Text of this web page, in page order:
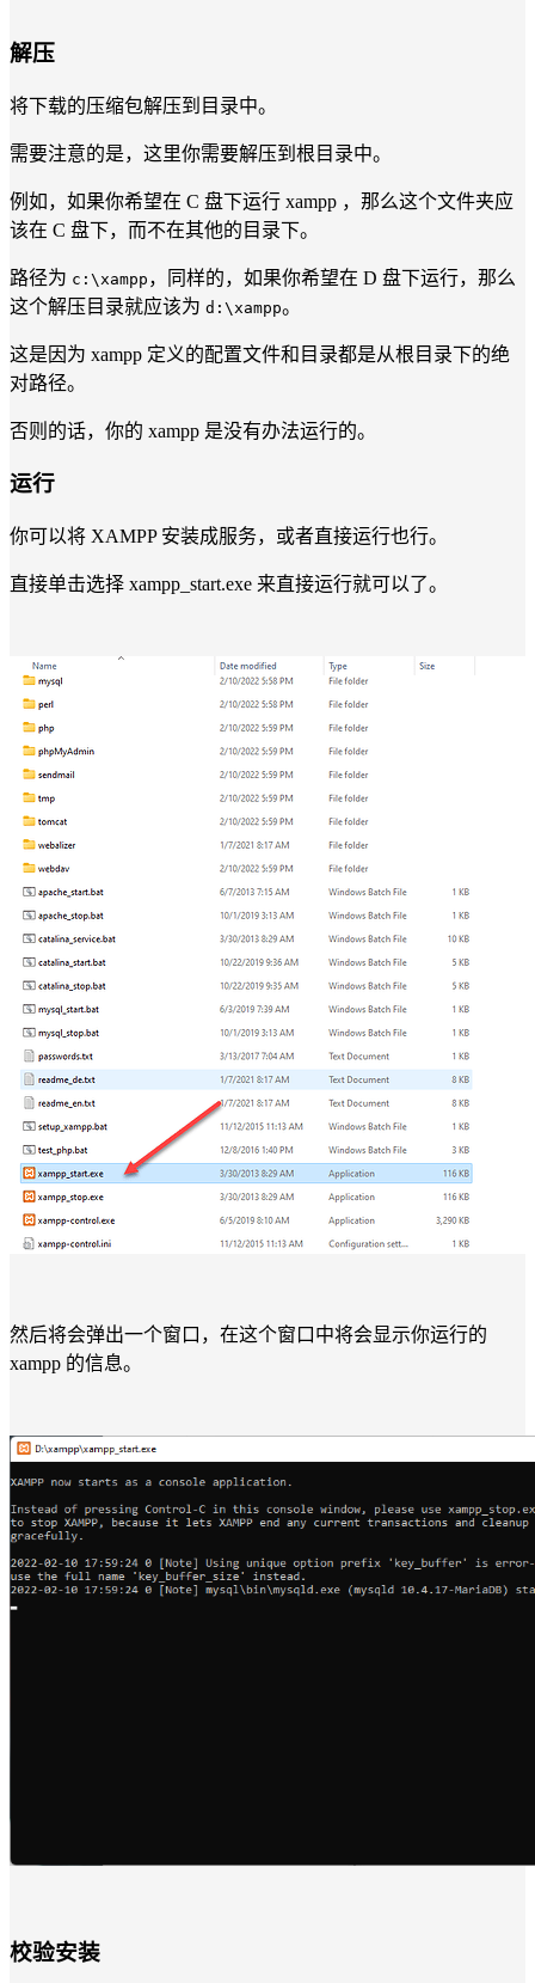
解压
将下载的压缩包解压到目录中。
需要注意的是，这里你需要解压到根目录中。
例如，如果你希望在 C 盘下运行 xampp ，那么这个文件夹应
该在 C 盘下，而不在其他的目录下。
路径为 c:\xampp ，同样的，如果你希望在 D 盘下运行，那么
这个解压目录就应该为 d:\xampp。
这是因为 xampp 定义的配置文件和目录都是从根目录下的绝
对路径。
否则的话，你的 xampp 是没有办法运行的。
运行
你可以将 XAMPP 安装成服务，或者直接运行也行。
直接单击选择 xampp_start.exe 来直接运行就可以了。
然后将会弹出一个窗口，在这个窗口中将会显示你运行的
xampp 的信息。
校验安装